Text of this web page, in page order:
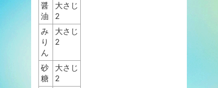
醤
油
大さじ
2
み
り
ん
大さじ
2
砂
糖
大さじ
2